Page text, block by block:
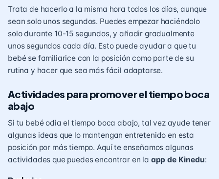
Trata de hacerlo a la misma hora todos los días, aunque
sean solo unos segundos. Puedes empezar haciéndolo
solo durante 10-15 segundos, y añadir gradualmente
unos segundos cada día. Esto puede ayudar a que tu
bebé se familiarice con la posición como parte de su
rutina y hacer que sea más fácil adaptarse.
Actividades para promover el tiempo boca
abajo
Si tu bebé odia el tiempo boca abajo, tal vez ayude tener
algunas ideas que lo mantengan entretenido en esta
posición por más tiempo. Aquí te enseñamos algunas
actividades que puedes encontrar en la app de Kinedu: